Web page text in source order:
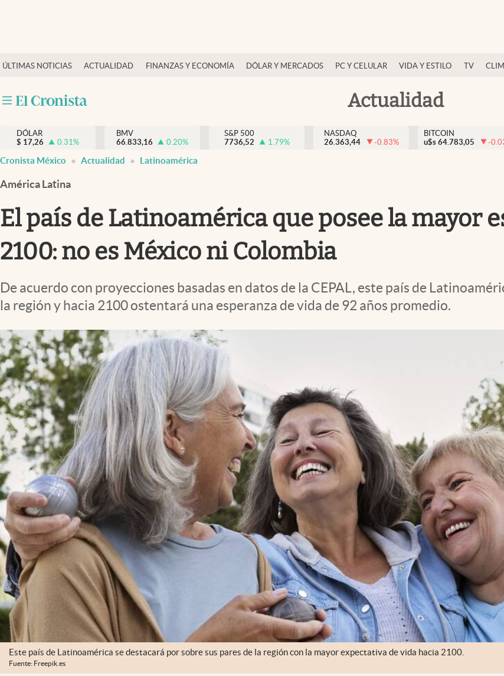
ÚLTIMAS NOTICIAS ACTUALIDAD FINANZAS Y ECONOMÍA DÓLAR Y MERCADOS PC Y CELULAR VIDA Y ESTILO TV
Actualidad
Actualidad
Internacionales
Opinión
Brand Strategy
Vida y estilo
Tv
Espiritualidad
abre en nueva pestaña
DÓLAR
$ 17,26 0.31%
BMV
66.833,16
0.20%
S&P 500
7736,52
1.79%
NASDAQ
26.363,44
-0.83%
BITCOIN
u$s 64.783,05 -
Cronista México Actualidad Latinoamérica
América Latina
El país de Latinoamérica que posee la mayor
2100: no es México ni Colombia
De acuerdo con proyecciones basadas en datos de la CEPAL, este país de
la región y hacia 2100 ostentará una esperanza de vida de 92 años promedio.
Este país de Latinoamérica se destacará por sobre sus pares de la región con la mayor expectativa de vida hacia 2100.
Fuente: Freepik.es